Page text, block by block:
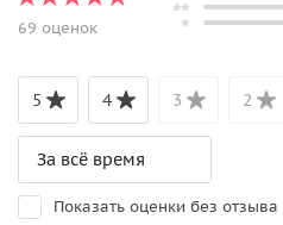
69 оценок
5 4 3 2
Показать оценки без отзыва